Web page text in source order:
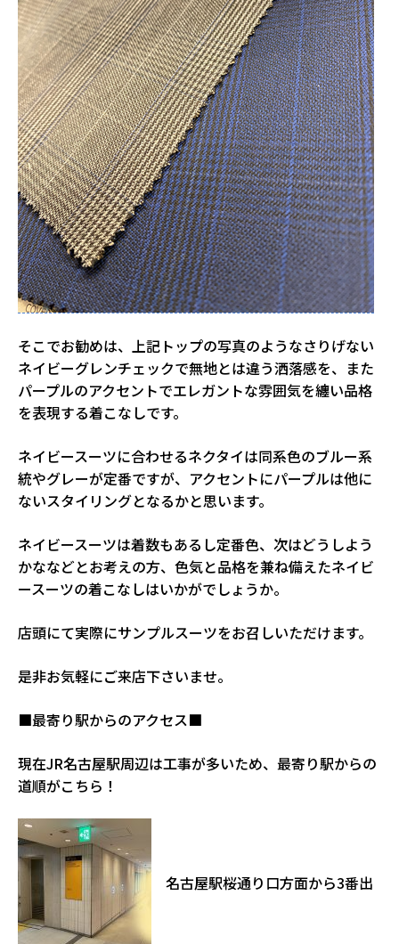
そこでお勧めは、上記トップの写真のようなさりげない
ネイビーグレンチェックで無地とは違う洒落感を、また
パープルのアクセントでエレガントな雰囲気を纏い品格
を表現する着こなしです。
ネイビースーツに合わせるネクタイは同系色のブルー系
統やグレーが定番ですが、アクセントにパープルは他に
ないスタイリングとなるかと思います。
ネイビースーツは着数もあるし定番色、次はどうしよう
かななどとお考えの方、色気と品格を兼ね備えたネイビ
ースーツの着こなしはいかがでしょうか。
店頭にて実際にサンプルスーツをお召しいただけます。
是非お気軽にご来店下さいませ。
■最寄り駅からのアクセス■
現在JR名古屋駅周辺は工事が多いため、最寄り駅からの
道順がこちら！
名古屋駅桜通り口方面から3番出